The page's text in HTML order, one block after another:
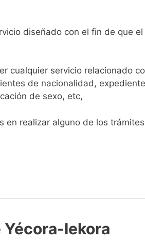
diseñado con el fin de que
cualquier servicio relacionado
de nacionalidad,
de sexo, etc,
en realizar alguno de los
Iekora